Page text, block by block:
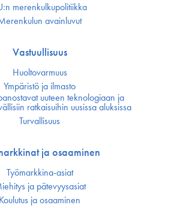
merenkulku­politiikka
avainluvut
Vastuullisuus
Huoltovarmuus
Ympäristö ja ilmasto
uuteen teknologiaan ja
ratkaisuihin uusissa aluksissa
Turvallisuus
ja osaaminen
Työmarkkina-asiat
ja pätevyys­asiat
Koulutus ja osaaminen